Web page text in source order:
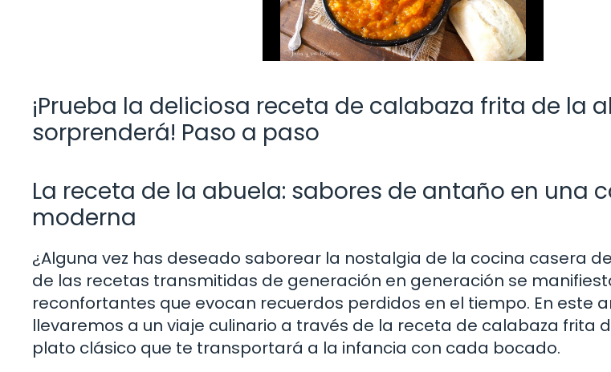
¡Prueba la deliciosa receta de calabaza frita de la
sorprenderá! Paso a paso
La receta de la abuela: sabores de antaño en una
moderna
¿Alguna vez has deseado saborear la nostalgia de la cocina casera
de las recetas transmitidas de generación en generación se
reconfortantes que evocan recuerdos perdidos en el tiempo. En este
llevaremos a un viaje culinario a través de la receta de calabaza frita
plato clásico que te transportará a la infancia con cada bocado.